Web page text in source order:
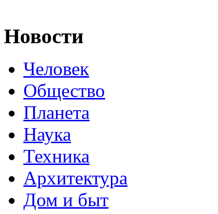
Новости
Человек
Общество
Планета
Наука
Техника
Архитектура
Дом и быт